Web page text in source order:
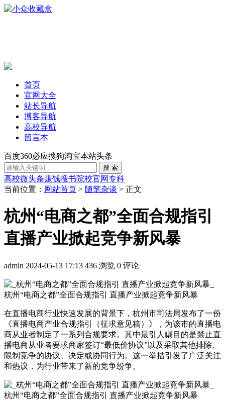
首页
官网大全
站长导航
博客导航
高校导航
留言本
百度360必应搜狗淘宝本站头条
高校微头条赚钱搜书院校官网专科
当前位置： 网站首页 > 随笔杂谈 > 正文
杭州“电商之都”全面合规指引
直播产业掀起竞争新风暴
admin 2024-05-13 17:13 436 浏览 0 评论
在直播电商行业快速发展的背景下，杭州市司法局发布了一份
《直播电商产业合规指引（征求意见稿）》，为该市的直播电
商从业者制定了一系列合规要求。其中最引人瞩目的是禁止直
播电商从业者要求商家签订“最低价协议”以及采取其他排除、
限制竞争的协议、决定或协同行为。这一举措引发了广泛关注
和热议，为行业带来了新的竞争纷争。